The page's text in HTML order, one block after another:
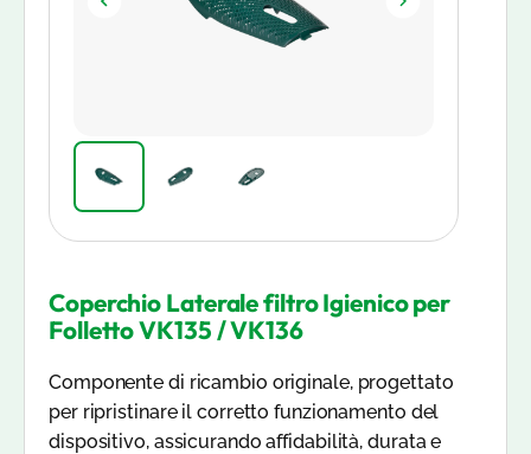
Coperchio Laterale filtro Igienico per
Folletto VK135 / VK136
Componente di ricambio originale, progettato
per ripristinare il corretto funzionamento del
dispositivo, assicurando affidabilità, durata e